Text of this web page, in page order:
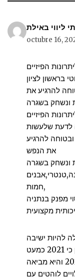
ליווי באילת
octubre 16,
הפיזיים
בראשון לציון
להרגיע את
הפיזיים
לדעת שלעשות
להרגיע
את הנפש
חמות,
להיות ישיבה
של אחד על אחת או הרבה מעבר לכך, מסתמן כי 2021 כמעט
לוהטים עם